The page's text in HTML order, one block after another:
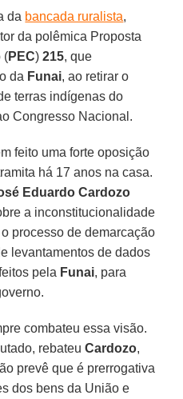
da bancada ruralista,
da polêmica Proposta
(PEC)215, que
da Funai, ao retirar o
terras indígenas do
Congresso Nacional.
feito uma forte oposição
há 17 anos na casa.
Eduardo Cardozo
a inconstitucionalidade
processo de demarcação
levantamentos de dados
pela Funai, para
combateu essa visão.
rebateuCardozo,
prevê que é prerrogativa
dos bens da União e